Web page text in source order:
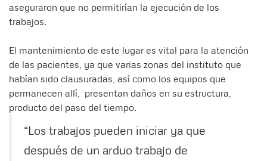
aseguraron que no permitirían la ejecución de los
trabajos.
El mantenimiento de este lugar es vital para la atención
de las pacientes, ya que varias zonas del instituto que
habían sido clausuradas, así como los equipos que
permanecen allí, presentan daños en su estructura,
producto del paso del tiempo.
“Los trabajos pueden iniciar ya que
después de un arduo trabajo de